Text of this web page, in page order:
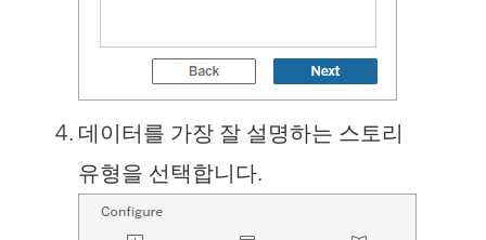
데이터를 가장 잘 설명하는 스토리
유형을 선택합니다.